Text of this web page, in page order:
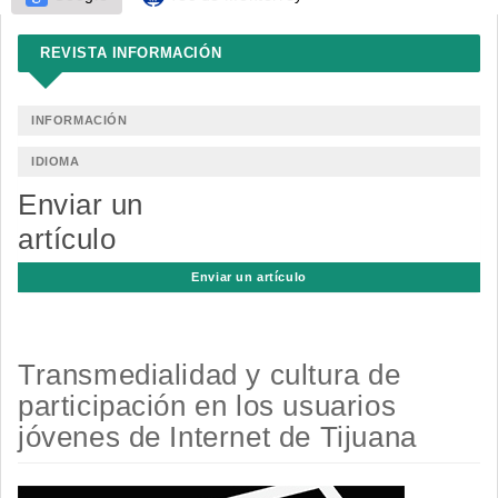
REVISTA INFORMACIÓN
INFORMACIÓN
IDIOMA
Enviar un
artículo
Enviar un artículo
Transmedialidad y cultura de
participación en los usuarios
jóvenes de Internet de Tijuana